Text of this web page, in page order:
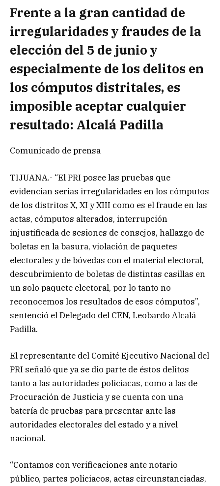
Frente a la gran cantidad de
irregularidades y fraudes de la
elección del 5 de junio y
especialmente de los delitos en
los cómputos distritales, es
imposible aceptar cualquier
resultado: Alcalá Padilla
Comunicado de prensa
TIJUANA.- “El PRI posee las pruebas que
evidencian serias irregularidades en los cómputos
de los distritos X, XI y XIII como es el fraude en las
actas, cómputos alterados, interrupción
injustificada de sesiones de consejos, hallazgo de
boletas en la basura, violación de paquetes
electorales y de bóvedas con el material electoral,
descubrimiento de boletas de distintas casillas en
un solo paquete electoral, por lo tanto no
reconocemos los resultados de esos cómputos”,
sentenció el Delegado del CEN, Leobardo Alcalá
Padilla.
El representante del Comité Ejecutivo Nacional del
PRI señaló que ya se dio parte de éstos delitos
tanto a las autoridades policiacas, como a las de
Procuración de Justicia y se cuenta con una
batería de pruebas para presentar ante las
autoridades electorales del estado y a nivel
nacional.
“Contamos con verificaciones ante notario
público, partes policiacos, actas circunstanciadas,